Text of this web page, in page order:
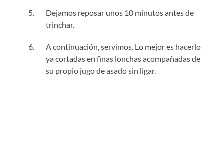
Dejamos reposar unos 10 minutos antes de
trinchar.
A continuación, servimos. Lo mejor es hacerlo
ya cortadas en finas lonchas acompañadas de
su propio jugo de asado sin ligar.